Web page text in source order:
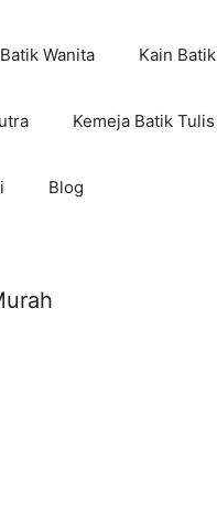
Batik Wanita Kain Batik
Kemeja Batik Tulis
Blog